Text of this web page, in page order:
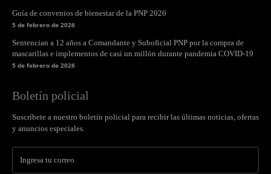
Guía de convenios de bienestar de la PNP 2026
5 de febrero de 2026
Sentencian a 12 años a Comandante y Suboficial PNP por la compra de
mascarillas e implementos de casi un millón durante pandemia COVID-19
5 de febrero de 2026
Boletín policial
Suscríbete a nuestro boletín policial para recibir las últimas noticias, ofertas
y anuncios especiales.